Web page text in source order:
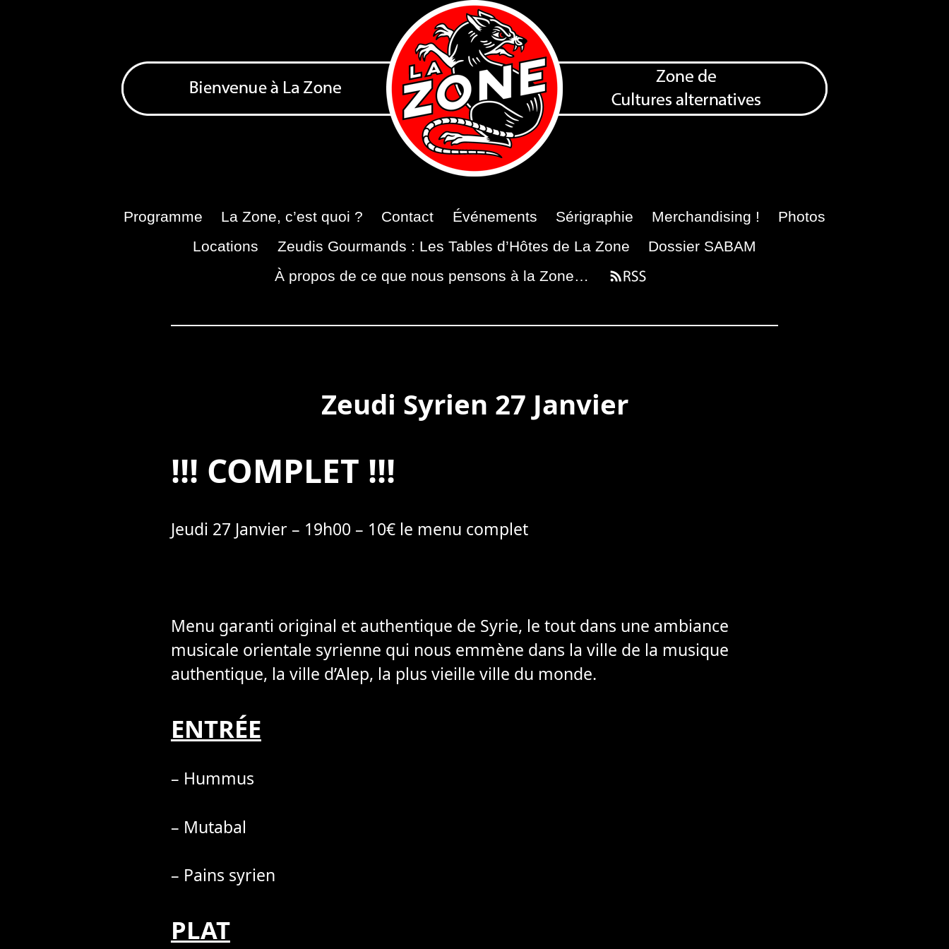
Programme La Zone, c’est quoi ? Contact Événements Sérigraphie Merchandising !
Photos
Locations
Zeudis Gourmands : Les Tables d’Hôtes de La Zone
Dossier SABAM
À propos de ce que nous pensons à la Zone…
Zeudi Syrien 27 Janvier
!!! COMPLET !!!
Jeudi 27 Janvier – 19h00 – 10€ le menu complet
Menu garanti original et authentique de Syrie, le tout dans une ambiance
musicale orientale syrienne qui nous emmène dans la ville de la musique
authentique, la ville d’Alep, la plus vieille ville du monde.
ENTRÉE
– Hummus
– Mutabal
– Pains syrien
PLAT